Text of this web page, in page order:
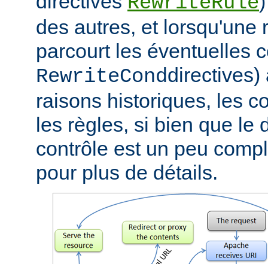
des autres, et lorsqu'une
parcourt les éventuelles
RewriteConddirectives)
raisons historiques, les
les règles, si bien que le
contrôle est un peu
pour plus de détails.